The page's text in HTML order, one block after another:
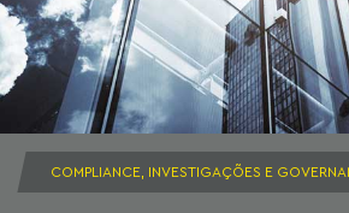
COMPLIANCE, INVESTIGAÇÕES E